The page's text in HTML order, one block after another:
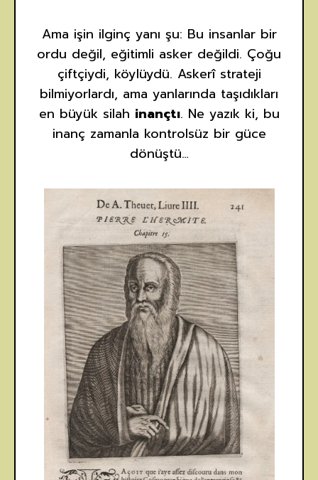
Ama işin ilginç yanı şu: Bu insanlar bir
ordu değil, eğitimli asker değildi. Çoğu
çiftçiydi, köylüydü. Askerî strateji
bilmiyorlardı, ama yanlarında taşıdıkları
en büyük silah inançtı. Ne yazık ki, bu
inanç zamanla kontrolsüz bir güce
dönüştü…